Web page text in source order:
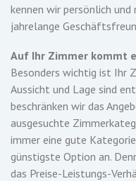
kennen wir persönlich
jahrelange
Auf Ihr Zimmer kommt
Besonders wichtig ist Ihr
Aussicht und Lage sind
beschränken wir das
ausgesuchte
immer eine gute
günstigste Option an.
das Preise-Leistungs-